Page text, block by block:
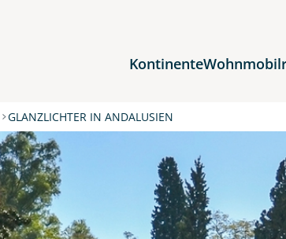
Kontinente
GLANZLICHTER IN ANDALUSIEN